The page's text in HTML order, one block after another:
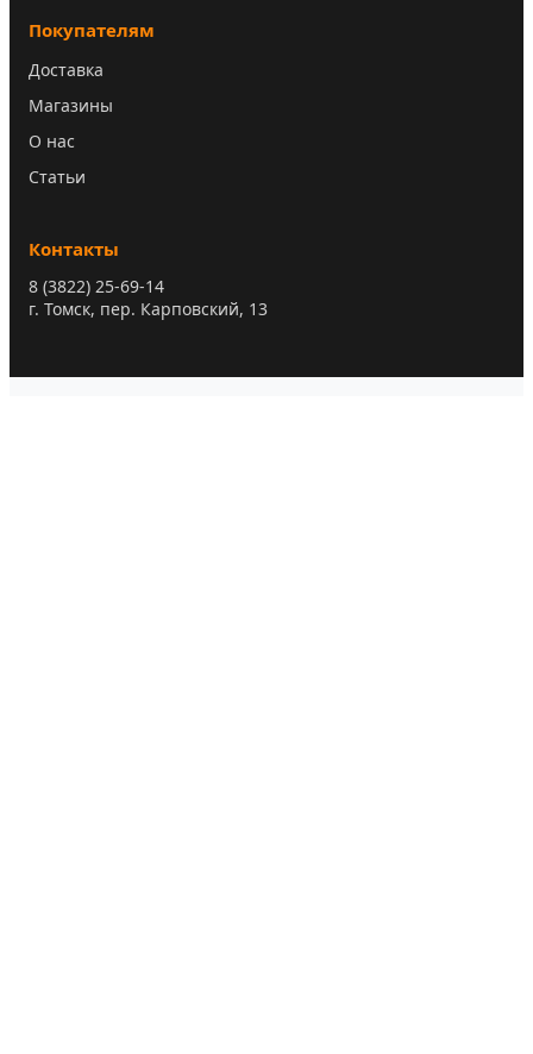
Покупателям
Доставка
Магазины
О нас
Статьи
Контакты
8 (3822) 25-69-14
г. Томск, пер. Карповский, 13